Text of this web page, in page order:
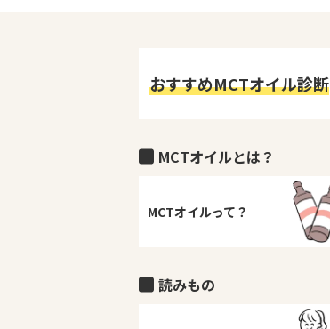
おすすめMCTオイル診断
MCTオイルとは？
MCTオイルって？
読みもの